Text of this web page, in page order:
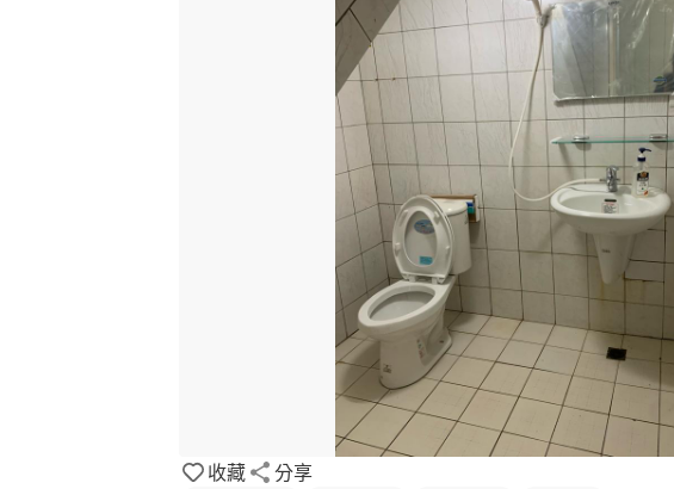
收藏 分享